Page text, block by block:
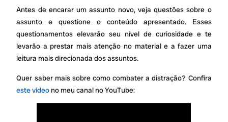
Antes de encarar um assunto novo, veja questões sobre o
assunto e questione o conteúdo apresentado. Esses
questionamentos elevarão seu nível de curiosidade e te
levarão a prestar mais atenção no material e a fazer uma
leitura mais direcionada dos assuntos.
Quer saber mais sobre como combater a distração? Confira
este vídeo no meu canal no YouTube: